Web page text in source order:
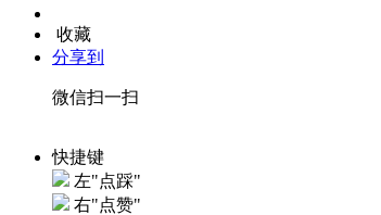
收藏
分享到
微信扫一扫
快捷键
左"点踩"
右"点赞"